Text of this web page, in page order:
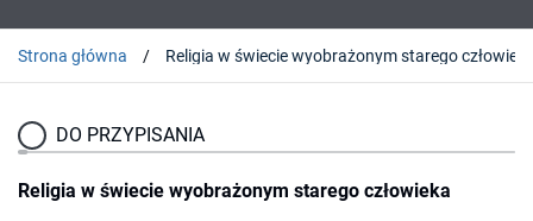
Strona główna Religia w świecie wyobrażonym starego
DO PRZYPISANIA
Religia w świecie wyobrażonym starego człowieka